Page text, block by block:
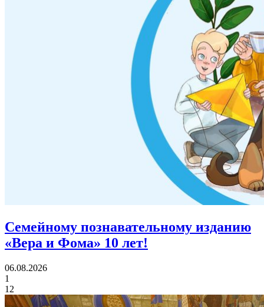
Семейному познавательному изданию
«Вера и Фома» 10 лет!
06.08.2026
1
12